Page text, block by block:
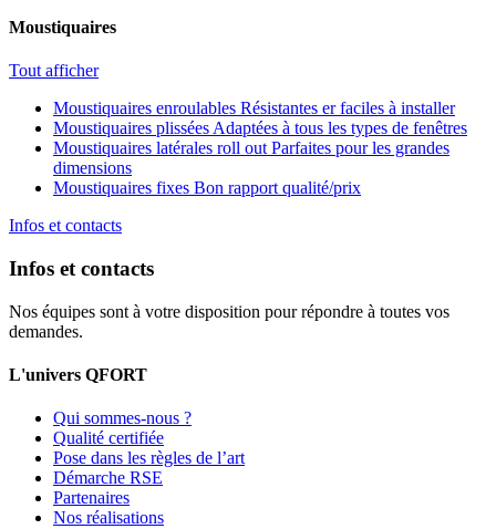
Moustiquaires
Tout afficher
Moustiquaires enroulables Résistantes er faciles à installer
Moustiquaires plissées Adaptées à tous les types de fenêtres
Moustiquaires latérales roll out Parfaites pour les grandes
dimensions
Moustiquaires fixes Bon rapport qualité/prix
Infos et contacts
Infos et contacts
Nos équipes sont à votre disposition pour répondre à toutes vos
demandes.
L'univers QFORT
Qui sommes-nous ?
Qualité certifiée
Pose dans les règles de l’art
Démarche RSE
Partenaires
Nos réalisations